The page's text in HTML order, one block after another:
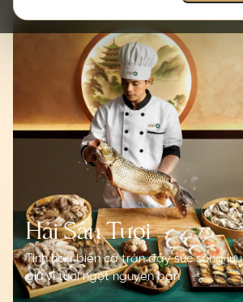
Hải Sản Tươi
Tinh hoa biển cả tràn đầy sức sống lưu
giữ vị tươi ngọt nguyên bản